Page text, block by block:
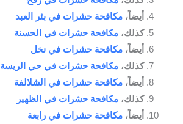
أيضاً، مكافحة حشرات في بئر العبد
كذلك، مكافحة حشرات في الحسنة
أيضاً، مكافحة حشرات في نخل
كذلك، مكافحة حشرات في حي الريسة
أيضاً، مكافحة حشرات في الشلالفة
كذلك، مكافحة حشرات في الظهير
أيضاً، مكافحة حشرات في رابعة